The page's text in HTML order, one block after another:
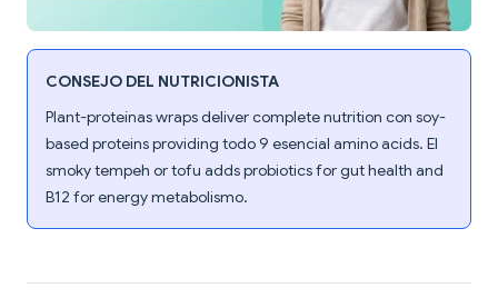
CONSEJO DEL NUTRICIONISTA
Plant-proteínas wraps deliver complete nutrition con soy-
based proteins providing todo 9 esencial amino acids. El
smoky tempeh or tofu adds probiotics for gut health and
B12 for energy metabolismo.